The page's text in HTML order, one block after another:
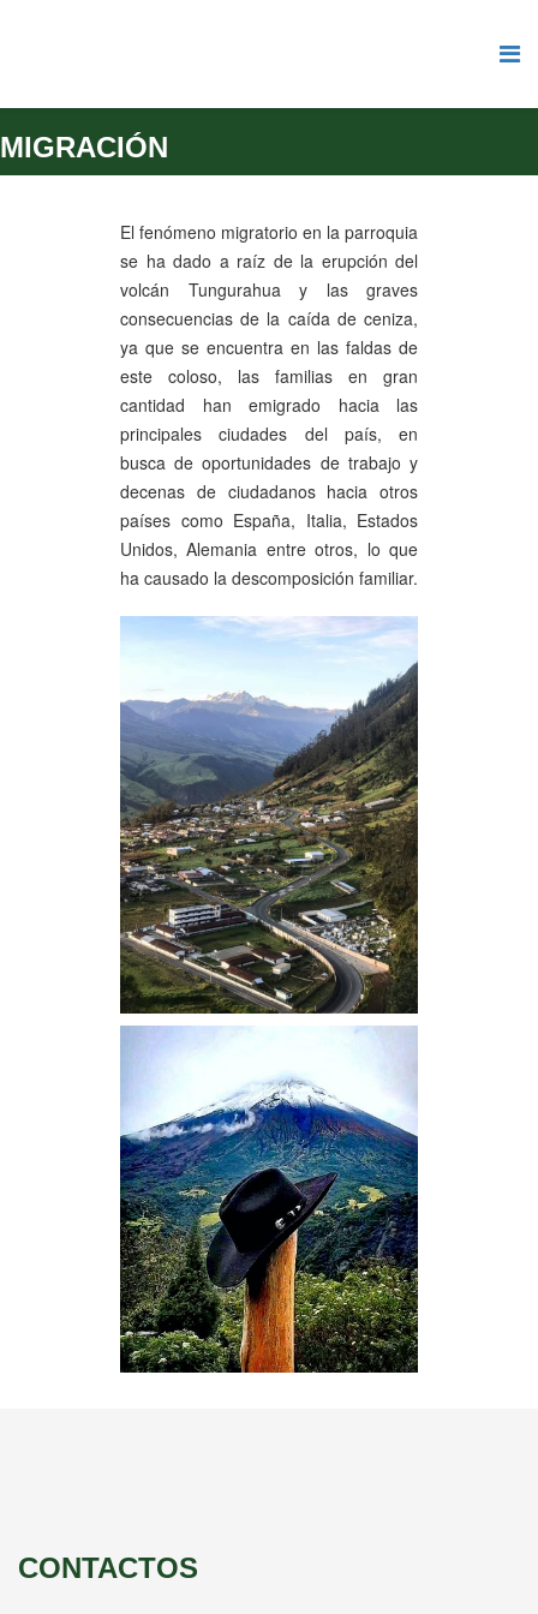
MIGRACIÓN
El fenómeno migratorio en la parroquia
se ha dado a raíz de la erupción del
volcán Tungurahua y las graves
consecuencias de la caída de ceniza,
ya que se encuentra en las faldas de
este coloso, las familias en gran
cantidad han emigrado hacia las
principales ciudades del país, en
busca de oportunidades de trabajo y
decenas de ciudadanos hacia otros
países como España, Italia, Estados
Unidos, Alemania entre otros, lo que
ha causado la descomposición familiar.
CONTACTOS